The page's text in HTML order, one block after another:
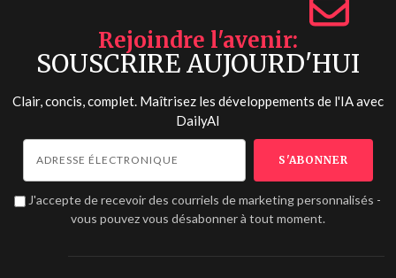
Rejoindre l'avenir
SOUSCRIRE AUJOURD'HUI
Clair, concis, complet. Maîtrisez les développements de l'IA avec
DailyAI
J'accepte de recevoir des courriels de marketing personnalisés -
vous pouvez vous désabonner à tout moment.